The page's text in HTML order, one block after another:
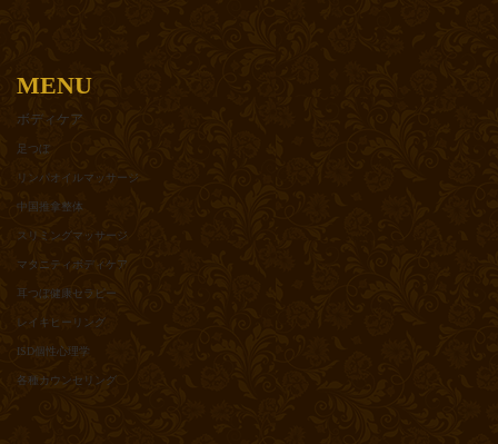
MENU
ボディケア
足つぼ
リンパオイルマッサージ
中国推拿整体
スリミングマッサージ
マタニティボディケア
耳つぼ健康セラピー
レイキヒーリング
ISD個性心理学
各種カウンセリング